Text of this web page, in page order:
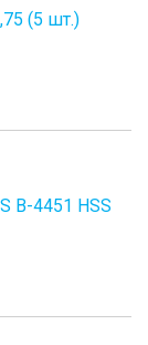
(5 шт.)
B-4451 HSS